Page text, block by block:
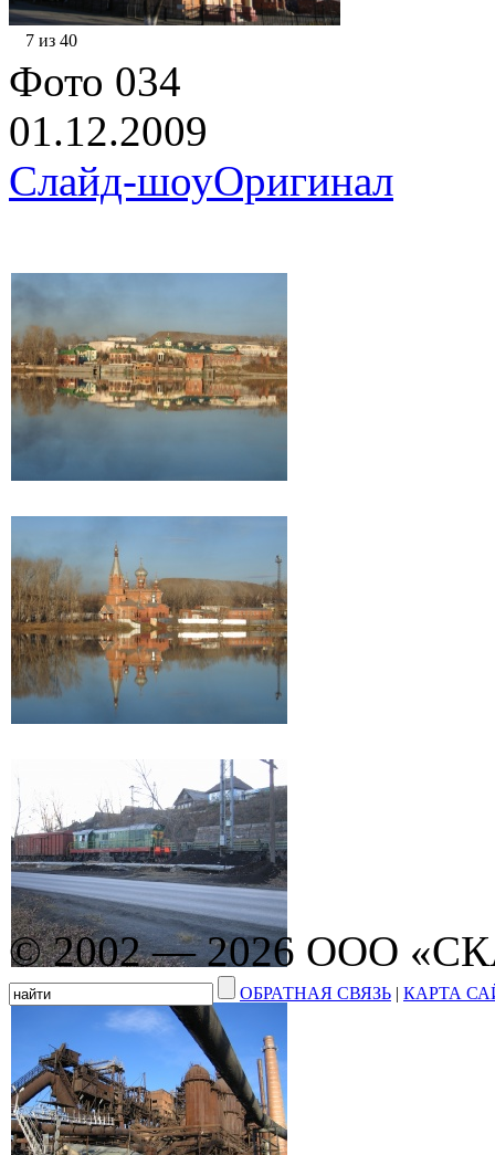
7 из 40
Фото 034
01.12.2009
Слайд-шоуОригинал
© 2002 — 2026 ООО
ОБРАТНАЯ СВЯЗЬ | КАРТА